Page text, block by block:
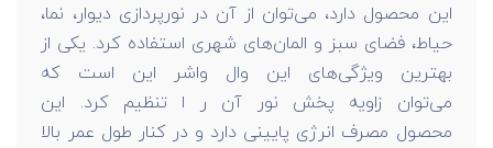
این محصول دارد، می‌توان از آن در نورپردازی دیوار، نما،
حیاط، فضای سبز و المان‌های شهری استفاده کرد. یکی از
بهترین ویژگی‌های این وال واشر این است که
می‌توان زاویه پخش نور آن ر ا تنظیم کرد. این
محصول مصرف انرژی پایینی دارد و در کنار طول عمر بالا